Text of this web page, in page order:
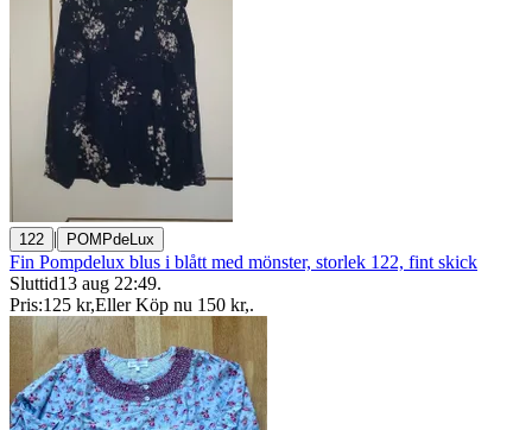
122 | POMPdeLux
Fin Pompdelux blus i blått med mönster, storlek 122, fint skick
Sluttid13 aug 22:49.
Pris:125 kr,Eller Köp nu 150 kr,.